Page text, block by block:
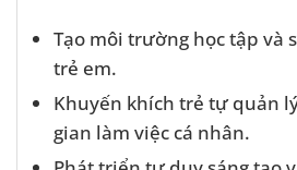
Tạo môi trường học tập và
trẻ em.
Khuyến khích trẻ tự quản
gian làm việc cá nhân.